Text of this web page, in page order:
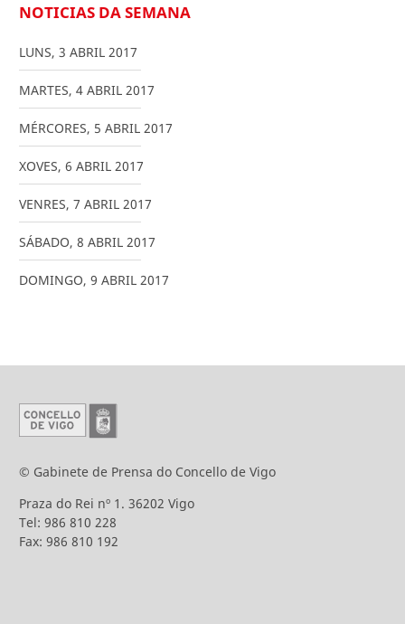
NOTICIAS DA SEMANA
LUNS, 3 ABRIL 2017
MARTES, 4 ABRIL 2017
MÉRCORES, 5 ABRIL 2017
XOVES, 6 ABRIL 2017
VENRES, 7 ABRIL 2017
SÁBADO, 8 ABRIL 2017
DOMINGO, 9 ABRIL 2017
© Gabinete de Prensa do Concello de Vigo
Praza do Rei nº 1. 36202 Vigo
Tel: 986 810 228
Fax: 986 810 192